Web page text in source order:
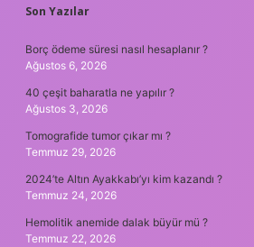
SIDEBAR
Son Yazılar
Borç ödeme süresi nasıl hesaplanır ?
Ağustos 6, 2026
40 çeşit baharatla ne yapılır ?
Ağustos 3, 2026
Tomografide tumor çıkar mı ?
Temmuz 29, 2026
2024’te Altın Ayakkabı’yı kim kazandı ?
Temmuz 24, 2026
Hemolitik anemide dalak büyür mü ?
Temmuz 22, 2026